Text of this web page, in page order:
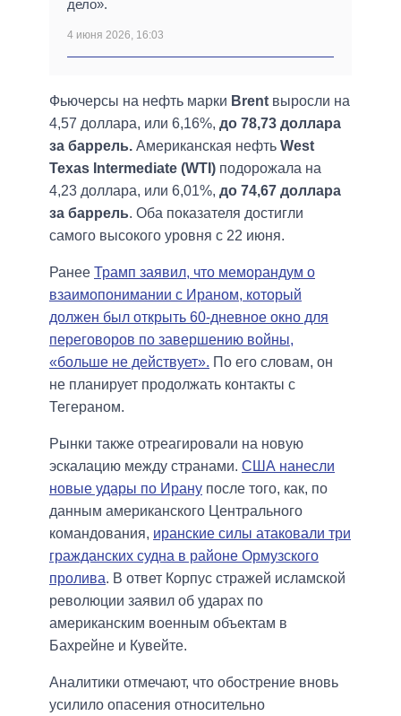
дело».
4 июня 2026, 16:03
Фьючерсы на нефть марки Brent выросли на
4,57 доллара, или 6,16%, до 78,73 доллара
за баррель. Американская нефть West
Texas Intermediate (WTI) подорожала на
4,23 доллара, или 6,01%, до 74,67 доллара
за баррель. Оба показателя достигли
самого высокого уровня с 22 июня.
Ранее Трамп заявил, что меморандум о
взаимопонимании с Ираном, который
должен был открыть 60-дневное окно для
переговоров по завершению войны,
«больше не действует». По его словам, он
не планирует продолжать контакты с
Тегераном.
Рынки также отреагировали на новую
эскалацию между странами. США нанесли
новые удары по Ирану после того, как, по
данным американского Центрального
командования, иранские силы атаковали три
гражданских судна в районе Ормузского
пролива. В ответ Корпус стражей исламской
революции заявил об ударах по
американским военным объектам в
Бахрейне и Кувейте.
Аналитики отмечают, что обострение вновь
усилило опасения относительно